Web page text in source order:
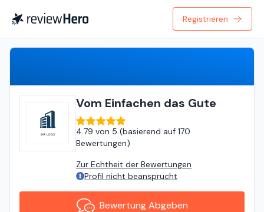
Registrieren
Vom Einfachen das Gute
4.79 von 5 (basierend auf 170
Bewertungen)
Zur Echtheit der Bewertungen
Profil nicht beansprucht
Bewertung Abgeben